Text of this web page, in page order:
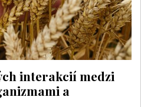
interakcií medzi
a